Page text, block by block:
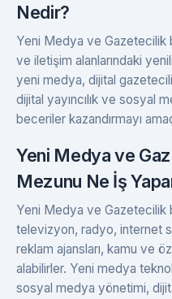
Nedir?
Yeni Medya ve Gazetecilik
ve iletişim alanlarındaki
yeni medya, dijital
dijital yayıncılık ve sosyal
beceriler kazandırmayı
Yeni Medya ve
Mezunu Ne İş
Yeni Medya ve Gazetecilik
televizyon, radyo, internet
reklam ajansları, kamu ve
alabilirler. Yeni medya
sosyal medya yönetimi,